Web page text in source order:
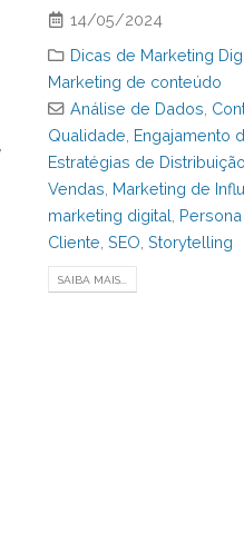
14/05/2024
Dicas de Marketing
Marketing de conteúdo
Análise de Dados
Qualidade Engajamento
Estratégias de Distribuição
Vendas Marketing de
marketing digital
Cliente SEO Storytelling
SAIBA MAIS...